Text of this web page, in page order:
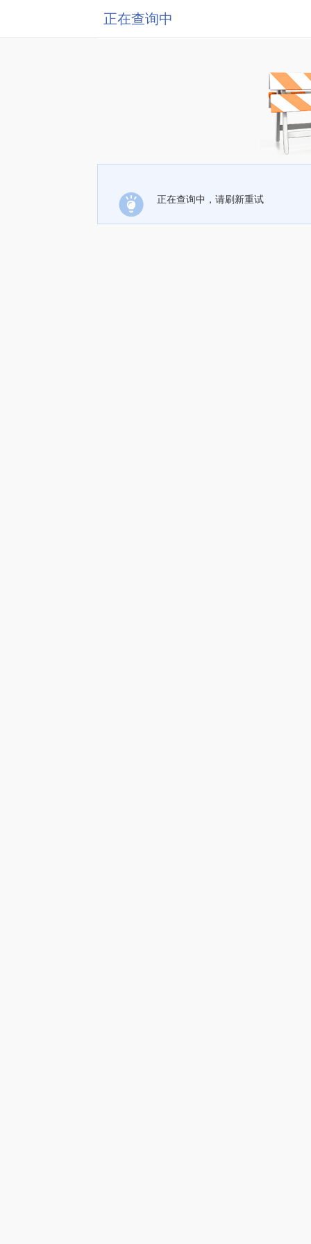
正在查询中
正在查询中，请刷新重试